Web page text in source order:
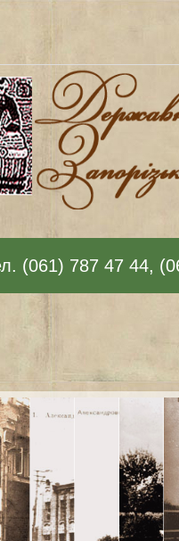
(061) 787 47 44,